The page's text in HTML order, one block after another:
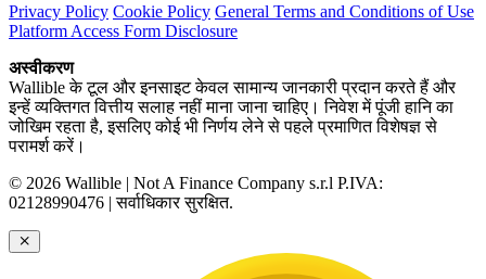
Privacy Policy Cookie Policy General Terms and Conditions of Use
Platform Access Form Disclosure
अस्वीकरण
Wallible के टूल और इनसाइट केवल सामान्य जानकारी प्रदान करते हैं और
इन्हें व्यक्तिगत वित्तीय सलाह नहीं माना जाना चाहिए। निवेश में पूंजी हानि का
जोखिम रहता है, इसलिए कोई भी निर्णय लेने से पहले प्रमाणित विशेषज्ञ से
परामर्श करें।
© 2026 Wallible | Not A Finance Company s.r.l P.IVA:
02128990476 | सर्वाधिकार सुरक्षित.